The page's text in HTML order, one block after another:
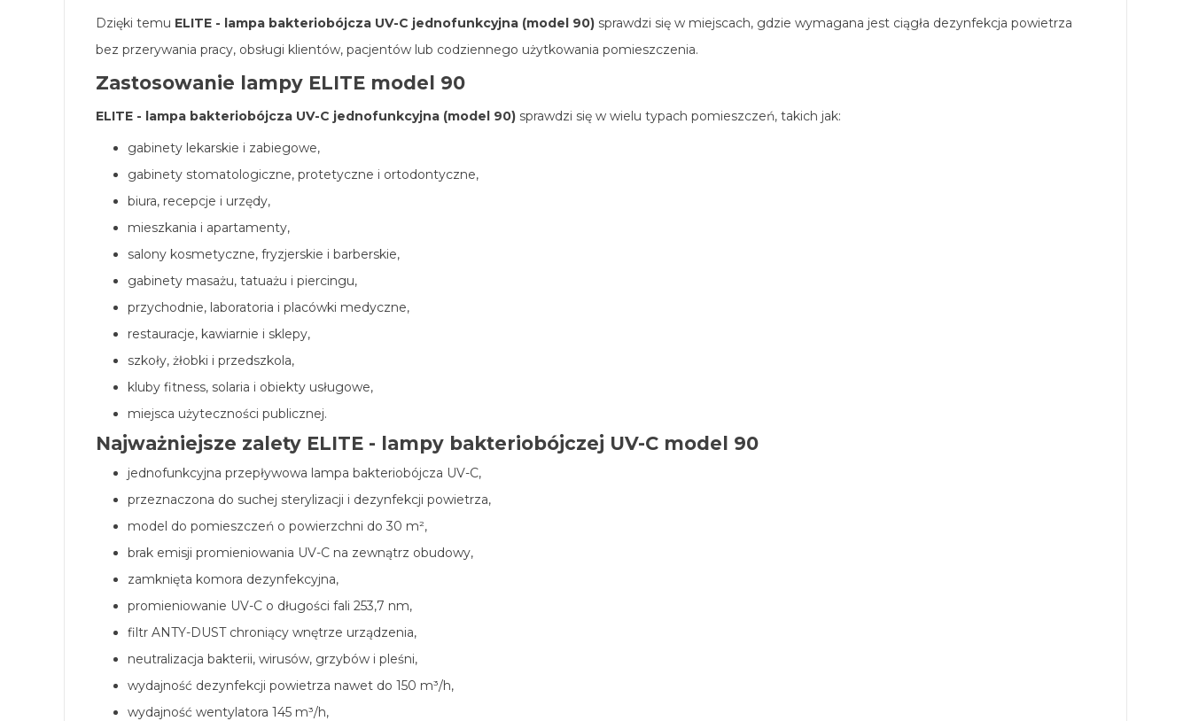
Dzięki temu ELITE - lampa bakteriobójcza UV-C jednofunkcyjna (model 90) sprawdzi się w miejscach, gdzie wymagana jest ciągła dezynfekcja powietrza
bez przerywania pracy, obsługi klientów, pacjentów lub codziennego użytkowania pomieszczenia.
Zastosowanie lampy ELITE model 90
ELITE - lampa bakteriobójcza UV-C jednofunkcyjna (model 90) sprawdzi się w wielu typach pomieszczeń, takich jak:
gabinety lekarskie i zabiegowe,
gabinety stomatologiczne, protetyczne i ortodontyczne,
biura, recepcje i urzędy,
mieszkania i apartamenty,
salony kosmetyczne, fryzjerskie i barberskie,
gabinety masażu, tatuażu i piercingu,
przychodnie, laboratoria i placówki medyczne,
restauracje, kawiarnie i sklepy,
szkoły, żłobki i przedszkola,
kluby fitness, solaria i obiekty usługowe,
miejsca użyteczności publicznej.
Najważniejsze zalety ELITE - lampy bakteriobójczej UV-C model 90
jednofunkcyjna przepływowa lampa bakteriobójcza UV-C,
przeznaczona do suchej sterylizacji i dezynfekcji powietrza,
model do pomieszczeń o powierzchni do 30 m²,
brak emisji promieniowania UV-C na zewnątrz obudowy,
zamknięta komora dezynfekcyjna,
promieniowanie UV-C o długości fali 253,7 nm,
filtr ANTY-DUST chroniący wnętrze urządzenia,
neutralizacja bakterii, wirusów, grzybów i pleśni,
wydajność dezynfekcji powietrza nawet do 150 m³/h,
wydajność wentylatora 145 m³/h,